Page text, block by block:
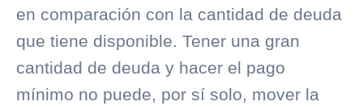
en comparación con la cantidad de deuda
que tiene disponible. Tener una gran
cantidad de deuda y hacer el pago
mínimo no puede, por sí solo, mover la